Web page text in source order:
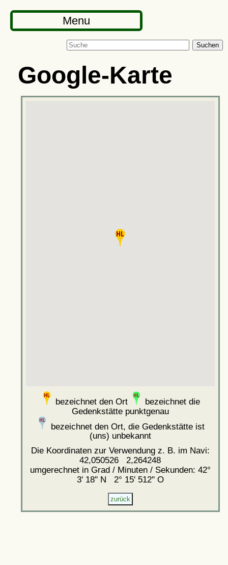
Menu
Suchen
Google-Karte
bezeichnet den Ort
bezeichnet die
Gedenkstätte punktgenau
bezeichnet den Ort, die Gedenkstätte ist
(uns) unbekannt
Die Koordinaten zur Verwendung z. B. im Navi:
42,050526 2,264248
umgerechnet in Grad / Minuten / Sekunden: 42°
3' 18'' N 2° 15' 512'' O